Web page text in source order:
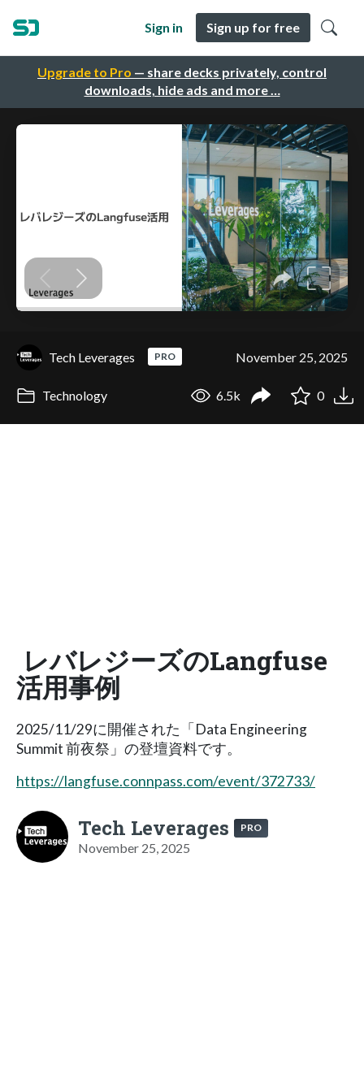
Upgrade to Pro — share decks privately, control
downloads, hide ads and more …
Sign in Sign up for free
Tech Leverages PRO November 25, 2025
Technology 6.5k 0
レバレジーズのLangfuse
活用事例
2025/11/29に開催された「Data Engineering
Summit 前夜祭」の登壇資料です。
https://langfuse.connpass.com/event/372733/
Tech Leverages PRO
November 25, 2025